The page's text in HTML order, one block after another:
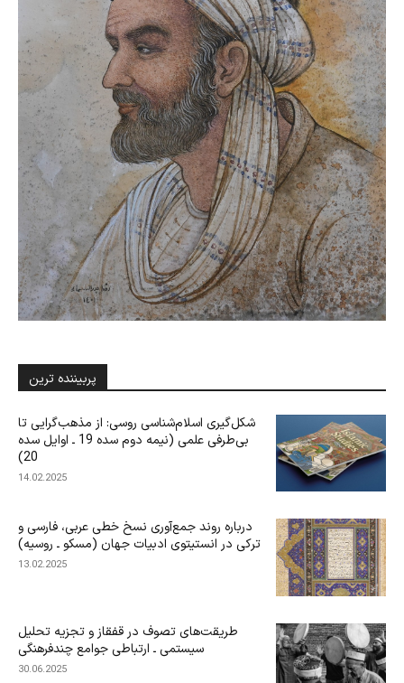
پربیننده ترین
شکل‌گیری اسلام‌شناسی روسی: از مذهب‌گرایی تا
بی‌‌‌طرفی علمی (نیمه دوم سده 19 ـ اوایل سده
20)
14.02.2025
درباره‌ روند جمع‌آوری نسخ خطی عربی، فارسی و
ترکی در انستیتوی ادبیات جهان (مسکو ـ روسیه)
13.02.2025
طریقت‌های تصوف در قفقاز و تجزیه تحلیل
سیستمی ـ ارتباطی جوامع چندفرهنگی
30.06.2025